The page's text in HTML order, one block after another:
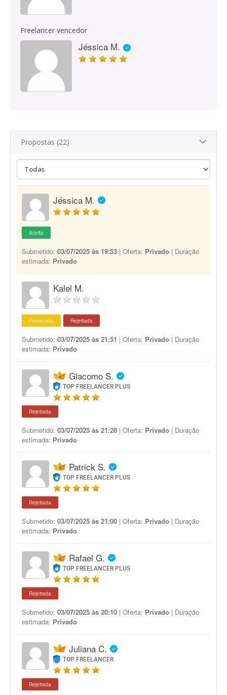
Freelancer vencedor
Jéssica M.
Propostas (22)
Jéssica M.
Aceita
Submetido: 03/07/2025 às 19:53 | Oferta: Privado | Duração
estimada: Privado
Kalel M.
Promovida Rejeitada
Submetido: 03/07/2025 às 21:51 | Oferta: Privado | Duração
estimada: Privado
Giacomo S.
TOP FREELANCER PLUS
Rejeitada
Submetido: 03/07/2025 às 21:28 | Oferta: Privado | Duração
estimada: Privado
Patrick S.
TOP FREELANCER PLUS
Rejeitada
Submetido: 03/07/2025 às 21:00 | Oferta: Privado | Duração
estimada: Privado
Rafael G.
TOP FREELANCER PLUS
Rejeitada
Submetido: 03/07/2025 às 20:10 | Oferta: Privado | Duração
estimada: Privado
Juliana C.
TOP FREELANCER
Rejeitada